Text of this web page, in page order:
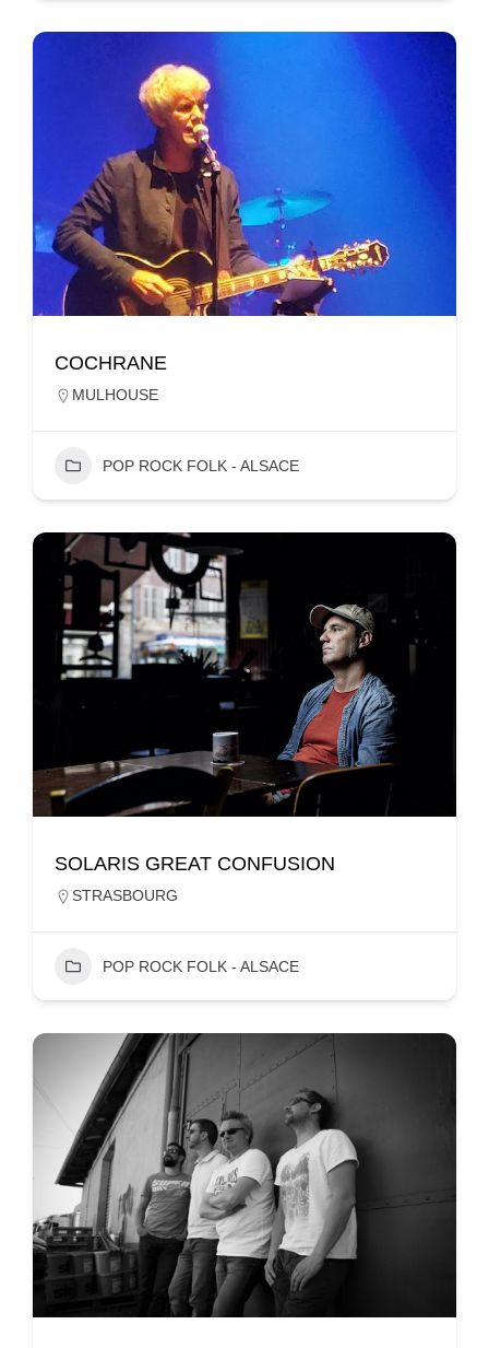
COCHRANE
MULHOUSE
POP ROCK FOLK - ALSACE
SOLARIS GREAT CONFUSION
STRASBOURG
POP ROCK FOLK - ALSACE